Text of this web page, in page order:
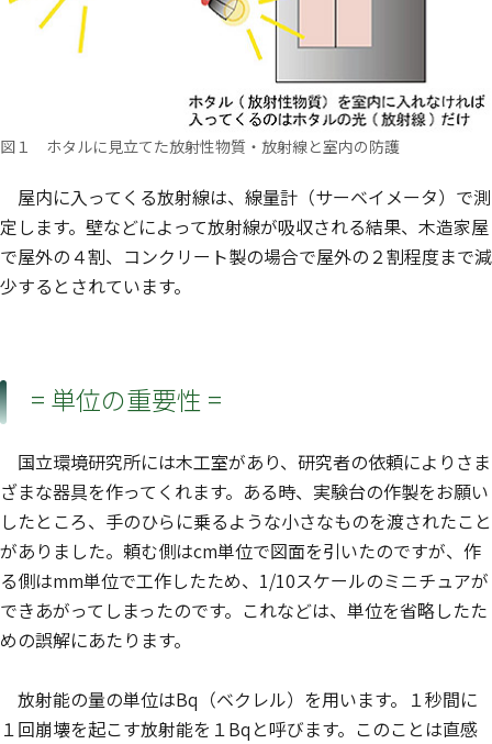
図１ ホタルに見立てた放射性物質・放射線と室内の防護
屋内に入ってくる放射線は、線量計（サーベイメータ）で測
定します。壁などによって放射線が吸収される結果、木造家屋
で屋外の４割、コンクリート製の場合で屋外の２割程度まで減
少するとされています。
= 単位の重要性 =
国立環境研究所には木工室があり、研究者の依頼によりさま
ざまな器具を作ってくれます。ある時、実験台の作製をお願い
したところ、手のひらに乗るような小さなものを渡されたこと
がありました。頼む側はcm単位で図面を引いたのですが、作
る側はmm単位で工作したため、1/10スケールのミニチュアが
できあがってしまったのです。これなどは、単位を省略したた
めの誤解にあたります。
放射能の量の単位はBq（ベクレル）を用います。１秒間に
１回崩壊を起こす放射能を１Bqと呼びます。このことは直感